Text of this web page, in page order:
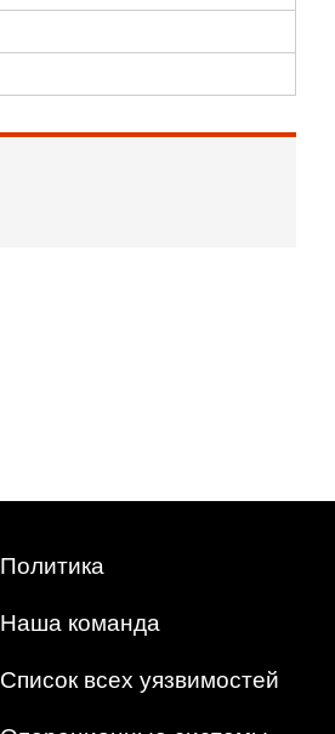
Политика
Наша команда
Список всех уязвимостей